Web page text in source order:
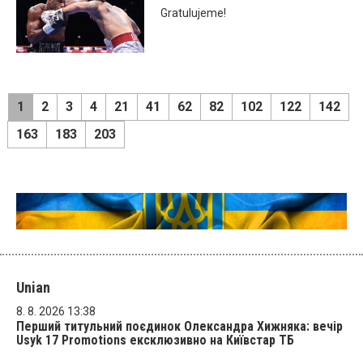
Gratulujeme!
1 2 3 4 21 41 62 82 102 122
142
163
183 203
Unian
8. 8. 2026 13:38
Перший титульний поєдинок Олександра Хижняка: вечір
Usyk 17 Promotions ексклюзивно на Київстар ТБ